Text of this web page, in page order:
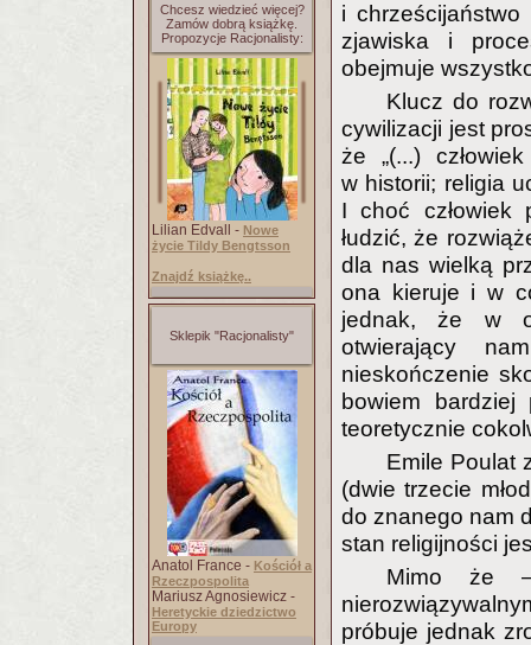
Chcesz wiedzieć więcej?
Zamów dobrą książkę.
Propozycje Racjonalisty:
Lilian Edvall - Nowe
życie Tildy Bengtsson
Znajdź książkę..
Sklepik "Racjonalisty"
Anatol France - Kościół a
Rzeczpospolita
Mariusz Agnosiewicz -
Heretyckie dziedzictwo
Europy
i
zjawiska i
obejmuje
Klucz do
cywilizacji jest
że „(...)
w historii; religia
I choć człowiek
łudzić, że
dla nas wielką
ona kieruje i w
jednak, że w
otwierający
nieskończenie
bowiem
teoretycznie
Emile Poulat
(dwie trzecie
do znanego nam
stan religijności
Mimo że
próbuje jednak